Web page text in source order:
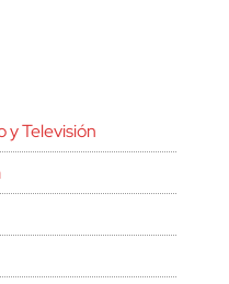
y Televisión